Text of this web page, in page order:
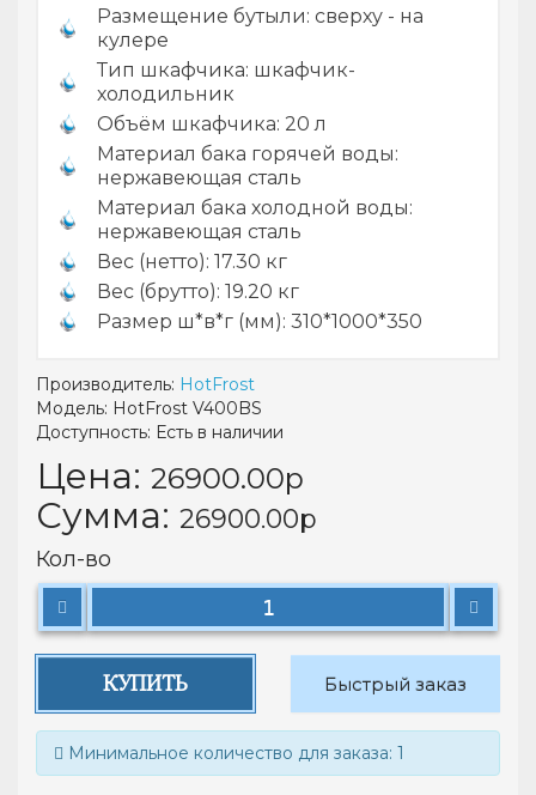
Размещение бутыли: сверху - на
кулере
Тип шкафчика: шкафчик-
холодильник
Объём шкафчика: 20 л
Материал бака горячей воды:
нержавеющая сталь
Материал бака холодной воды:
нержавеющая сталь
Вес (нетто): 17.30 кг
Вес (брутто): 19.20 кг
Размер ш*в*г (мм): 310*1000*350
Производитель: HotFrost
Модель: HotFrost V400BS
Доступность: Есть в наличии
Цена: 26900.00р
Сумма: 26900.00р
Кол-во
КУПИТЬ Быстрый заказ
Минимальное количество для заказа: 1